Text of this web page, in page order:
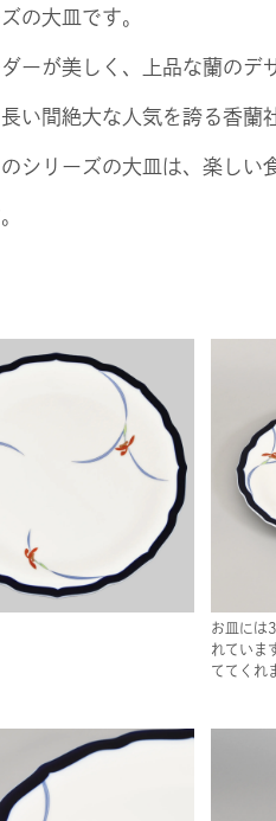
の大皿です。
ーが美しく、上品な蘭のデ
い間絶大な人気を誇る香蘭
のシリーズの大皿は、楽しい
お皿には
れていま
ててくれ